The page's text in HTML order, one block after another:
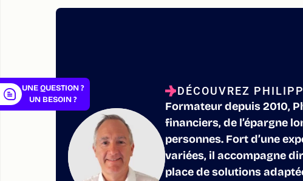
DÉCOUVREZ
Formateur depuis 2010,
financiers, de l’épargne
personnes. Fort d’une
variées, il accompagne
place de solutions
UNE QUESTION ?
UN BESOIN ?